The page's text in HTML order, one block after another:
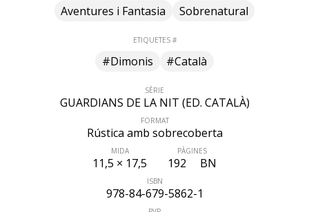
Aventures i Fantasia Sobrenatural
ETIQUETES #
#Dimonis #Català
SÈRIE
GUARDIANS DE LA NIT (ED. CATALÀ)
FORMAT
Rústica amb sobrecoberta
MIDA
11,5 × 17,5
PÀGINES
192 BN
ISBN
978-84-679-5862-1